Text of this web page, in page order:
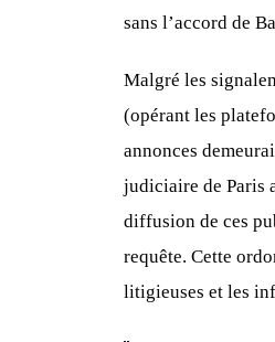
sans l’accord de
Malgré les
(opérant les
annonces
judiciaire de Paris
diffusion de ces
requête. Cette
litigieuses et les